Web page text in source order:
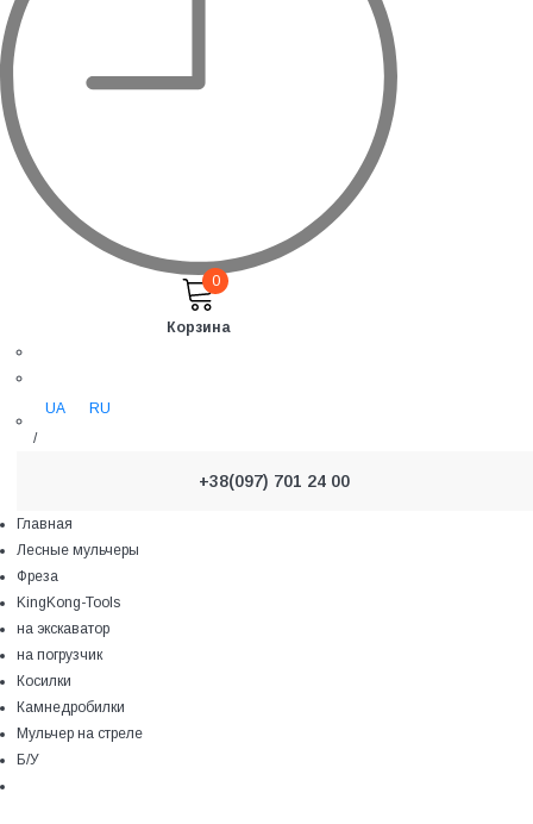
0
Корзина
UA
/
RU
+38(097) 701 24 00
Главная
Лесные мульчеры
Фреза
KingKong-Tools
на экскаватор
на погрузчик
Косилки
Камнедробилки
Мульчер на стреле
Б/У